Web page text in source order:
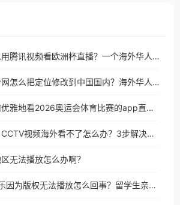
马来西亚怎么用腾讯视频看欧洲杯直播？一个海外华人的真实困扰与破解
在美国用百合网怎么把定位修改到中国国内？海外华人必备的回国加速指南
在海外，如何优雅地看2026奥运会体育比赛的app直播？
海外党必看：CCTV视频海外看不了怎么办？3步解决地区限制+追剧自由
无法播放怎么办啊？
在国外QQ音乐因为版权无法播放怎么回事？留学生亲测有效的解决办法